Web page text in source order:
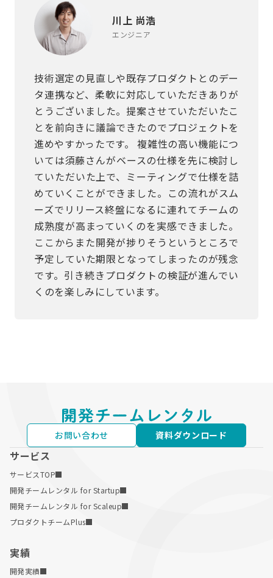
川上 尚浩
エンジニア
技術選定の見直しや既存プロダクトとのデー
タ連携など、柔軟に対応していただきありが
とうございました。提案させていただいたこ
とを前向きに議論できたのでプロジェクトを
進めやすかったです。 複雑性の高い機能につ
いては須藤さんがベースの仕様を先に検討し
ていただいた上で、ミーティングで仕様を詰
めていくことができました。この流れがスム
ーズでリリース終盤になるに連れてチームの
成熟度が高まっていくのを実感できました。
ここからまた開発が捗りそうというところで
予定していた期限となってしまったのが残念
です。引き続きプロダクトの検証が進んでい
くのを楽しみにしています。
お問い合わせ 資料ダウンロード
サービス
サービスTOP
開発チームレンタル for Startup
開発チームレンタル for Scaleup
プロダクトチームPlus
実績
開発実績